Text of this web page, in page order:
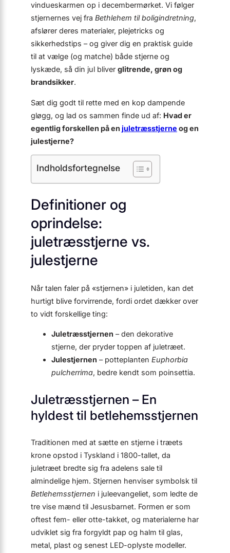
vindueskarmen op i decembermørket. Vi følger
stjernernes vej fra Bethlehem til boligindretning,
afslører deres materialer, pleje­tricks og
sikkerheds­tips – og giver dig en praktisk guide
til at vælge (og matche) både stjerne og
lyskæde, så din jul bliver glitrende, grøn og
brandsikker.
Sæt dig godt til rette med en kop dampende
gløgg, og lad os sammen finde ud af: Hvad er
egentlig forskellen på en juletræsstjerne og en
julestjerne?
Indholdsfortegnelse
Definitioner og
oprindelse:
juletræsstjerne vs.
julestjerne
Når talen faler på «stjernen» i juletiden, kan det
hurtigt blive forvirrende, fordi ordet dækker over
to vidt forskellige ting:
Juletræsstjernen – den dekorative
stjerne, der pryder toppen af juletræet.
Julestjernen – potteplanten Euphorbia
pulcherrima, bedre kendt som poinsettia.
Juletræsstjernen – En
hyldest til betlehemsstjernen
Traditionen med at sætte en stjerne i træets
krone opstod i Tyskland i 1800-tallet, da
juletræet bredte sig fra adelens sale til
almindelige hjem. Stjernen henviser symbolsk til
Betlehemsstjernen i juleevangeliet, som ledte de
tre vise mænd til Jesusbarnet. Formen er som
oftest fem- eller otte-takket, og materialerne har
udviklet sig fra forgyldt pap og halm til glas,
metal, plast og senest LED-oplyste modeller.